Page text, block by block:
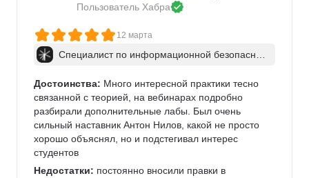
Пользователь Хабра
12 марта
Специалист по информационной безопаснос
Достоинства: Много интересной практики тесно
связанной с теорией, на вебинарах подробно
разбирали дополнительные лабы. Был очень
сильный наставник Антон Нилов, какой не просто
хорошо объяснял, но и подстегивал интерес
студентов
Недостатки: постоянно вносили правки в